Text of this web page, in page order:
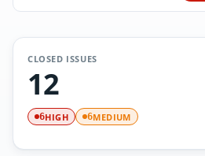
CLOSED ISSUES
12
6HIGH 6MEDIUM